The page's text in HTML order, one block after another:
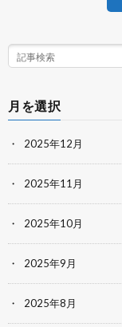
月を選択
2025年12月
2025年11月
2025年10月
2025年9月
2025年8月